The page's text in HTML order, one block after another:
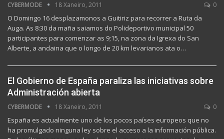
CYBERMODE 18 Xaneiro, 2011 0
O Domingo 16 desplazamonos a Guitiriz para recorrer a Ruta da
Auga. As 8:30 da maña saiamos do Polideportivo municipal 50
participantes para comenzar as 9;15, na zona da Igrexa do San
Alberte, a andaina que o longo de 20 km levarianos ata o…
El Gobierno de España paraliza las iniciativas sobre
Administración abierta
CYBERMODE 18 Xaneiro, 2011 0
España es actualmente uno de los pocos países europeos que no
ha promulgado ninguna ley sobre el acceso a la información pública.